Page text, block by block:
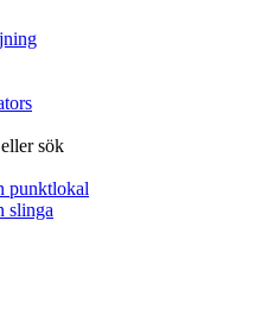
sök
punktlokal
slinga